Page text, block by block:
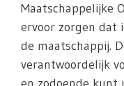
Maatschappelijke
ervoor zorgen dat
de maatschappij.
verantwoordelijk